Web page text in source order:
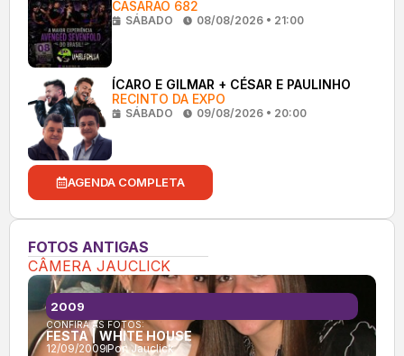
CASARÃO 682
SÁBADO 08/08/2026 • 21:00
ÍCARO E GILMAR + CÉSAR E PAULINHO
RECINTO DA EXPO
SÁBADO 09/08/2026 • 20:00
AGENDA COMPLETA
FOTOS ANTIGAS
CÂMERA JAUCLICK
CONFIRA AS FOTOS:
FESTA | WHITE HOUSE
12/09/2009Por:Jauclick
2009